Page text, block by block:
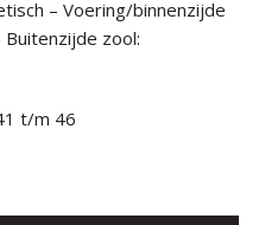
– Voering/binnenzijde
zool:
t/m 46